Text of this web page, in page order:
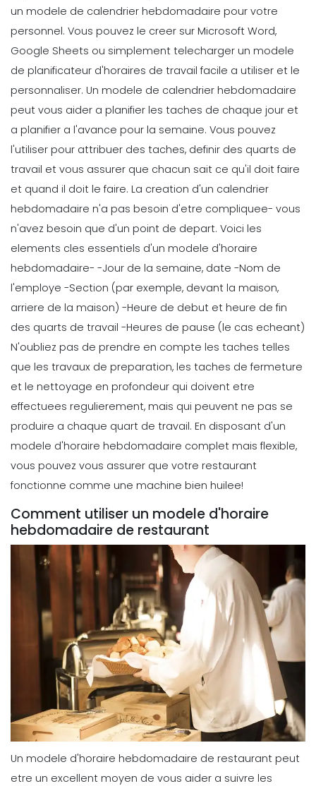
5 Avantages d'une communication
solide en milieu de travail
Michelle Jaco Oct 12, 2020
Scheduling
5 domaines ou vos employes
peuvent s'ameliorer
Michelle Jaco Oct 12, 2020
Scheduling
Avantages et inconvenients de la
planification des restaurants
Michelle Jaco Oct 12, 2020
Scheduling
Problemes de planification des
employes de restaurant communs
et comment vous pouvez les
resoudre
Michelle Jaco Oct 12, 2020
6 Conseils importants pour la
gestion de l'horaire des employes
Pour vous assurer que vous ne faites
pas face
Scheduling
5 conseils pour choisir le meilleur
modele d'horaire hebdomadaire des
employes
Michelle Jaco Oct 12, 2020
Scheduling
Que faire en matiere de planification
de projet
Michelle Jaco Oct 12, 2020
Scheduling
Haut de la page Avantages d'un
planificateur d'horaire de travail
un modele de calendrier hebdomadaire pour votre
personnel. Vous pouvez le creer sur Microsoft Word,
Google Sheets ou simplement telecharger un modele
de planificateur d'horaires de travail facile a utiliser et le
personnaliser. Un modele de calendrier hebdomadaire
peut vous aider a planifier les taches de chaque jour et
a planifier a l'avance pour la semaine. Vous pouvez
l'utiliser pour attribuer des taches, definir des quarts de
travail et vous assurer que chacun sait ce qu'il doit faire
et quand il doit le faire. La creation d'un calendrier
hebdomadaire n'a pas besoin d'etre compliquee- vous
n'avez besoin que d'un point de depart. Voici les
elements cles essentiels d'un modele d'horaire
hebdomadaire- -Jour de la semaine, date -Nom de
l'employe -Section (par exemple, devant la maison,
arriere de la maison) -Heure de debut et heure de fin
des quarts de travail -Heures de pause (le cas echeant)
N'oubliez pas de prendre en compte les taches telles
que les travaux de preparation, les taches de fermeture
et le nettoyage en profondeur qui doivent etre
effectuees regulierement, mais qui peuvent ne pas se
produire a chaque quart de travail. En disposant d'un
modele d'horaire hebdomadaire complet mais flexible,
vous pouvez vous assurer que votre restaurant
fonctionne comme une machine bien huilee!
Comment utiliser un modele d'horaire
hebdomadaire de restaurant
Un modele d'horaire hebdomadaire de restaurant peut
etre un excellent moyen de vous aider a suivre les